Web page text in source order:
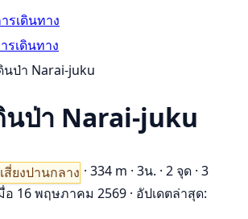
รเดินทาง
รเดินทาง
นป่า Narai-juku
นป่า Narai-juku
สี่ยงปานกลาง · 334 m · 3น. · 2 จุด · 3
อ 16 พฤษภาคม 2569 · อัปเดตล่าสุด: